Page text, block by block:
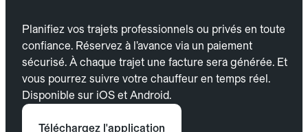
Planifiez vos trajets professionnels ou privés en toute
confiance. Réservez à l’avance via un paiement
sécurisé. À chaque trajet une facture sera générée. Et
vous pourrez suivre votre chauffeur en temps réel.
Disponible sur iOS et Android.
Téléchargez l'application